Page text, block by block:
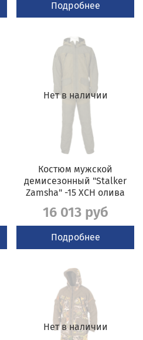
Подробнее
Нет в наличии
Костюм мужской
демисезонный "Stalker
Zamsha" -15 ХСН олива
16 013 руб
Подробнее
Нет в наличии